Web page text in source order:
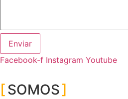
Enviar
Facebook-f Instagram Youtube
SOMOS